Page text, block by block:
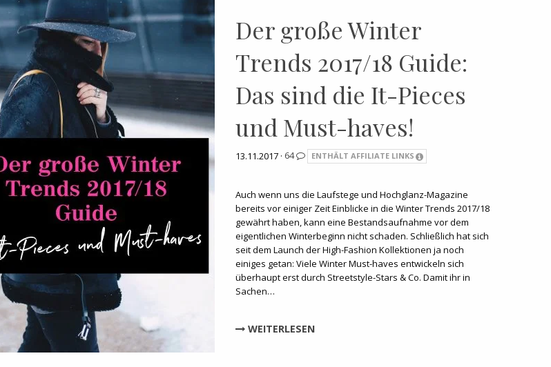
Der große Winter
Trends 2017/18 Guide:
Das sind die It-Pieces
und Must-haves!
13.11.2017 · 64 ENTHÄLT AFFILIATE LINKS
Auch wenn uns die Laufstege und Hochglanz-Magazine
bereits vor einiger Zeit Einblicke in die Winter Trends 2017/18
gewährt haben, kann eine Bestandsaufnahme vor dem
eigentlichen Winterbeginn nicht schaden. Schließlich hat sich
seit dem Launch der High-Fashion Kollektionen ja noch
einiges getan: Viele Winter Must-haves entwickeln sich
überhaupt erst durch Streetstyle-Stars & Co. Damit ihr in
Sachen…
WEITERLESEN